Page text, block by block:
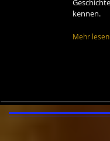
kennen.
Mehr